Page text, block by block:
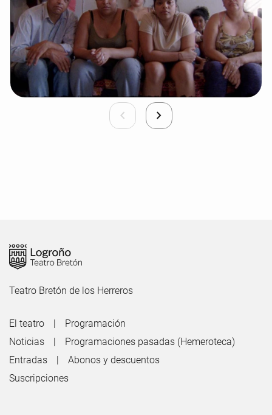
Teatro Bretón de los Herreros
El teatro
Programación
Noticias
Programaciones pasadas (Hemeroteca)
Entradas
Abonos y descuentos
Suscripciones